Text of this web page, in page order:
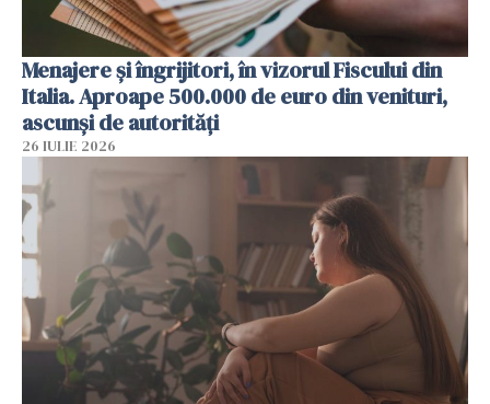
Menajere și îngrijitori, în vizorul Fiscului din
Italia. Aproape 500.000 de euro din venituri,
ascunși de autorități
26 IULIE 2026